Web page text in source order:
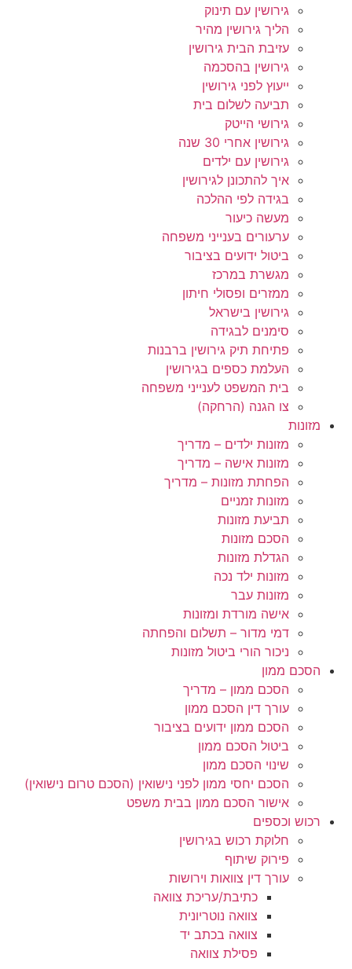
גירושין עם תינוק
הליך גירושין מהיר
עזיבת הבית גירושין
גירושין בהסכמה
ייעוץ לפני גירושין
תביעה לשלום בית
גירושי הייטק
גירושין אחרי 30 שנה
גירושין עם ילדים
איך להתכונן לגירושין
בגידה לפי ההלכה
מעשה כיעור
ערעורים בענייני משפחה
ביטול ידועים בציבור
מגשרת במרכז
ממזרים ופסולי חיתון
גירושין בישראל
סימנים לבגידה
פתיחת תיק גירושין ברבנות
העלמת כספים בגירושין
בית המשפט לענייני משפחה
צו הגנה (הרחקה)
מזונות
מזונות ילדים – מדריך
מזונות אישה – מדריך
הפחתת מזונות – מדריך
מזונות זמניים
תביעת מזונות
הסכם מזונות
הגדלת מזונות
מזונות ילד נכה
מזונות עבר
אישה מורדת ומזונות
דמי מדור – תשלום והפחתה
ניכור הורי ביטול מזונות
הסכם ממון
הסכם ממון – מדריך
עורך דין הסכם ממון
הסכם ממון ידועים בציבור
ביטול הסכם ממון
שינוי הסכם ממון
הסכם יחסי ממון לפני נישואין (הסכם טרום נישואין)
אישור הסכם ממון בבית משפט
רכוש וכספים
חלוקת רכוש בגירושין
פירוק שיתוף
עורך דין צוואות וירושות
כתיבת/עריכת צוואה
צוואה נוטריונית
צוואה בכתב יד
פסילת צוואה